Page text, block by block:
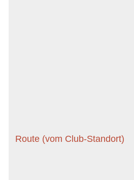
Route (vom Club-Standort)